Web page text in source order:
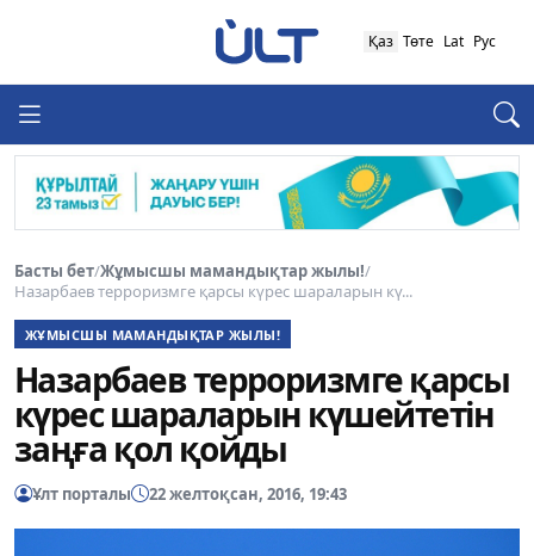
Қаз Төте Lat Рус
Басты бет/Жұмысшы мамандықтар жылы!/
Назарбаев терроризмге қарсы күрес шараларын кү...
ЖҰМЫСШЫ МАМАНДЫҚТАР ЖЫЛЫ!
Назарбаев терроризмге қарсы
күрес шараларын күшейтетін
заңға қол қойды
Ұлт порталы 22 желтоқсан, 2016, 19:43